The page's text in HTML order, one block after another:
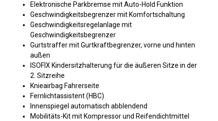
Elektronische Parkbremse mit Auto-Hold Funktion
Geschwindigkeitsbegrenzer mit Komfortschaltung
Geschwindigkeitsregelanlage mit
Geschwindigkeitsbegrenzer
Gurtstraffer mit Gurtkraftbegrenzer, vorne und hinten
außen
ISOFIX Kindersitzhalterung für die äußeren Sitze in der
2. Sitzreihe
Knieairbag Fahrerseite
Fernlichtassistent (HBC)
Innenspiegel automatisch abblendend
Mobilitäts-Kit mit Kompressor und Reifendichtmittel